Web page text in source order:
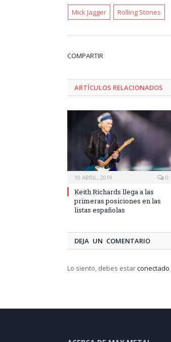
Mick Jagger Rolling Stones
COMPARTIR
ARTÍCULOS RELACIONADOS
10 ABRIL, 2019 0
Keith Richards llega a las
primeras posiciones en las
listas españolas
DEJA UN COMENTARIO
Lo siento, debes estarconectado